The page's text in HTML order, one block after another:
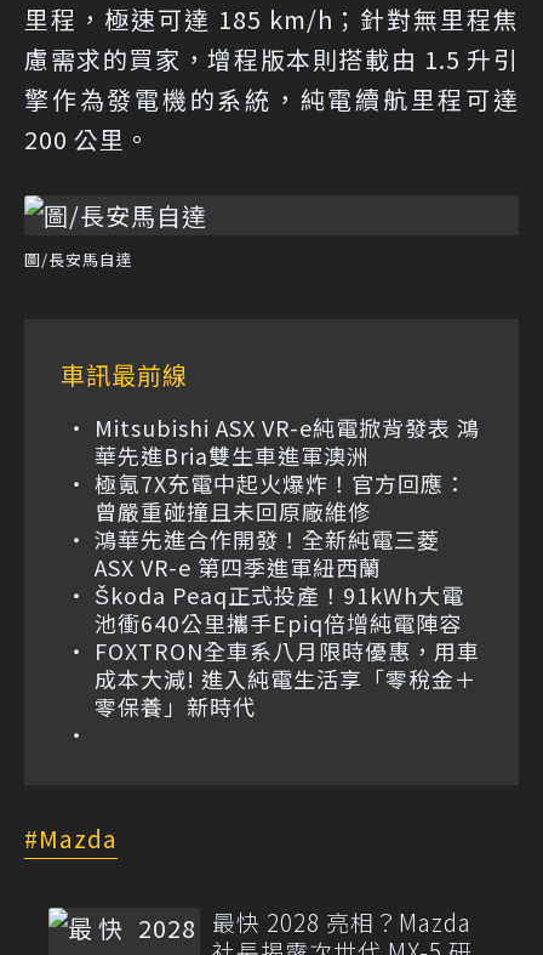
里程，極速可達 185 km/h；針對無里程焦
慮需求的買家，增程版本則搭載由 1.5 升引
擎作為發電機的系統，純電續航里程可達
200 公里。
圖/長安馬自達
車訊最前線
Mitsubishi ASX VR-e純電掀背發表 鴻
華先進Bria雙生車進軍澳洲
極氪7X充電中起火爆炸！官方回應：
曾嚴重碰撞且未回原廠維修
鴻華先進合作開發！全新純電三菱
ASX VR-e 第四季進軍紐西蘭
Škoda Peaq正式投產！91kWh大電
池衝640公里攜手Epiq倍增純電陣容
FOXTRON全車系八月限時優惠，用車
成本大減! 進入純電生活享「零稅金＋
零保養」新時代
Mazda
最快 2028 亮相？Mazda